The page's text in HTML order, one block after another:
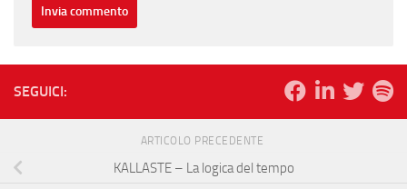
SEGUICI:
ARTICOLO PRECEDENTE
KALLASTE – La logica del tempo